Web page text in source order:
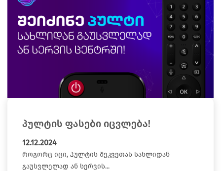
პულტის ფასები იცვლება!
12.12.2024
როგორც იცი, პულტის შეკვეთას სახლიდან
გაუსვლელად ან სერვის...